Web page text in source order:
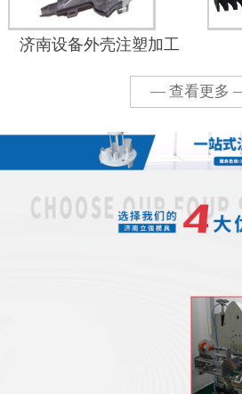
济南设备外壳注塑加工
— 查看更多